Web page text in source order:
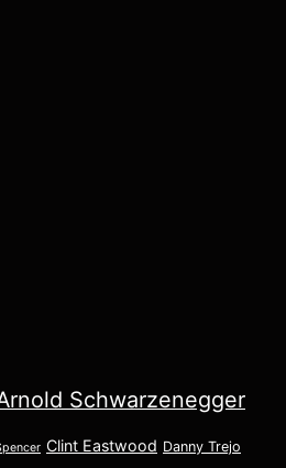
Schwarzenegger
Clint Eastwood Danny Trejo